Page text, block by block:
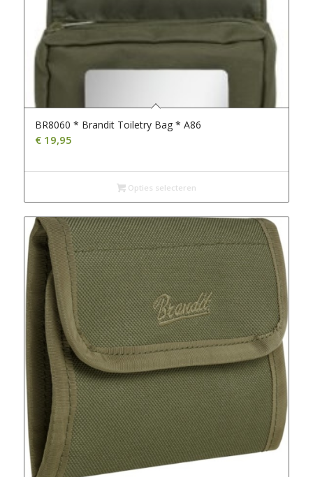
BR8060 * Brandit Toiletry Bag * A86
€19,95
Opties selecteren